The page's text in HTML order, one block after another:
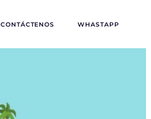
CONTÁCTENOS WHASTAPP